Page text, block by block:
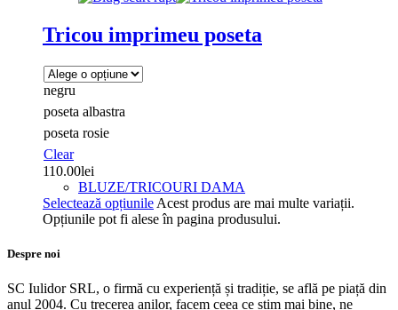
Tricou imprimeu poseta
negru
poseta albastra
poseta rosie
Clear
110.00lei
BLUZE/TRICOURI DAMA
Selectează opțiunile Acest produs are mai multe variații.
Opțiunile pot fi alese în pagina produsului.
Despre noi
SC Iulidor SRL, o firmă cu experiență și tradiție, se află pe piață din
anul 2004. Cu trecerea anilor, facem ceea ce știm mai bine, ne